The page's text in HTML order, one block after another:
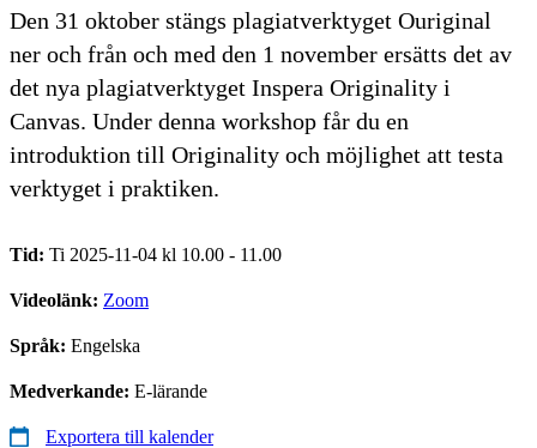
Den 31 oktober stängs plagiatverktyget Ouriginal
ner och från och med den 1 november ersätts det av
det nya plagiatverktyget Inspera Originality i
Canvas. Under denna workshop får du en
introduktion till Originality och möjlighet att testa
verktyget i praktiken.
Tid: Ti 2025-11-04 kl 10.00 - 11.00
Videolänk: Zoom
Språk: Engelska
Medverkande: E-lärande
Exportera till kalender